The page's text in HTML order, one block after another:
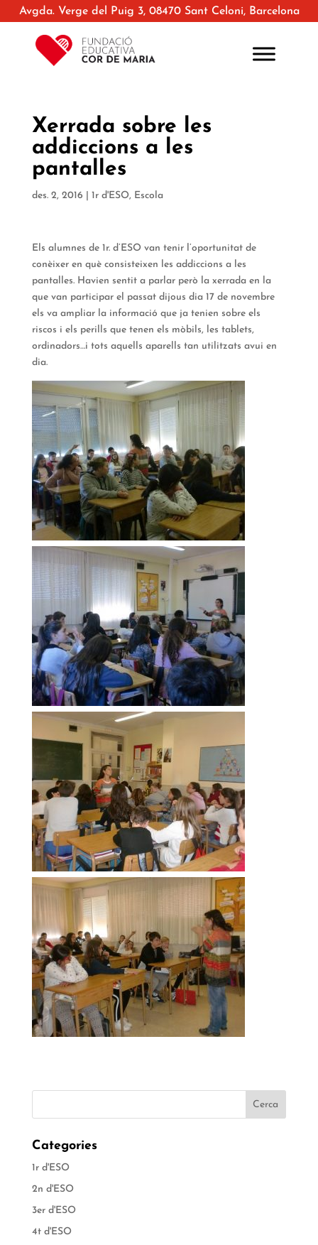
Avgda. Verge del Puig 3, 08470 Sant Celoni, Barcelona
Xerrada sobre les
addiccions a les
pantalles
des. 2, 2016 1r d'ESO, Escola
Els alumnes de 1r. d’ESO van tenir l’oportunitat de
conèixer en què consisteixen les addiccions a les
pantalles. Havien sentit a parlar però la xerrada en la
que van participar el passat dijous dia 17 de novembre
els va ampliar la informació que ja tenien sobre els
riscos i els perills que tenen els mòbils, les tablets,
ordinadors…i tots aquells aparells tan utilitzats avui en
dia.
Categories
1r d'ESO
2n d'ESO
3er d'ESO
4t d'ESO